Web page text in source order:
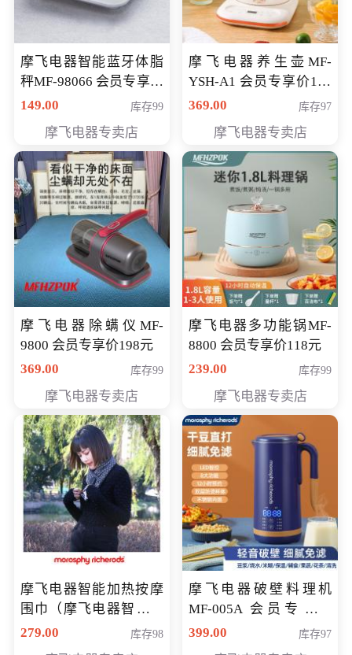
摩飞电器智能蓝牙体脂
秤MF-98066 会员专享价
98元
149.00 库存99
摩飞电器专卖店
摩飞电器养生壶MF-
YSH-A1 会员专享价198
元
369.00 库存97
摩飞电器专卖店
摩飞电器除螨仪MF-
9800 会员专享价198元
369.00
库存99
摩飞电器专卖店
摩飞电器多功能锅MF-
8800 会员专享价118元
239.00
库存99
摩飞电器专卖店
摩飞电器智能加热按摩
围巾（摩飞电器智能加
热按摩围脖） 会员专享
279.00 库存98
摩飞电器破壁料理机
MF-005A 会员专享价
198元
399.00 库存97